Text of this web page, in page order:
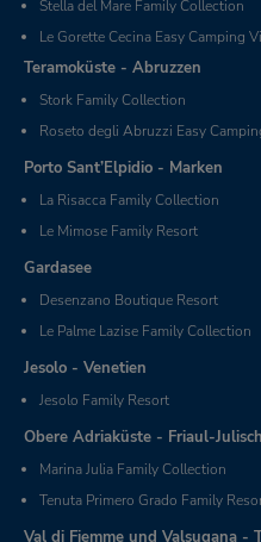
Stella del Mare Family Collection
Le Gorette Cecina Easy Camping
Teramoküste - Abruzzen
Stork Family Collection
Roseto degli Abruzzi Easy
Porto Sant’Elpidio - Marken
La Risacca Family Collection
Le Mimose Family Resort
Gardasee
Desenzano Boutique Resort
Le Palme Lazise Family Collection
Jesolo - Venetien
Jesolo Family Resort
Obere Adriaküste - Friaul-
Marina Julia Family Collection
Tenuta Primero Grado Family
Val di Fiemme und Valsugana -